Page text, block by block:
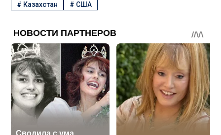
# Казахстан # США